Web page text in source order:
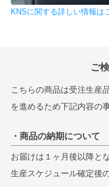
KNSに関する詳しい情報は
ご
こちらの商品は受注生産
を進めるため下記内容の
・商品の納期について
お届けは１ヶ月後以降と
生産スケジュール確定後